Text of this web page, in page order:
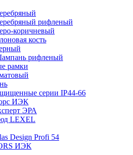
рифленый
коричневый
кость
рифленый
рамки
серии IP44-66
ИЭК
ЭРА
LEXEL
Design Profi 54
ИЭК